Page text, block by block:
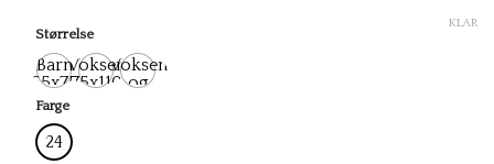
$39.99
Størrelse
Barn
65x75
cm
Voksen
75x110
Voksen
og
Farge
24
KLAR